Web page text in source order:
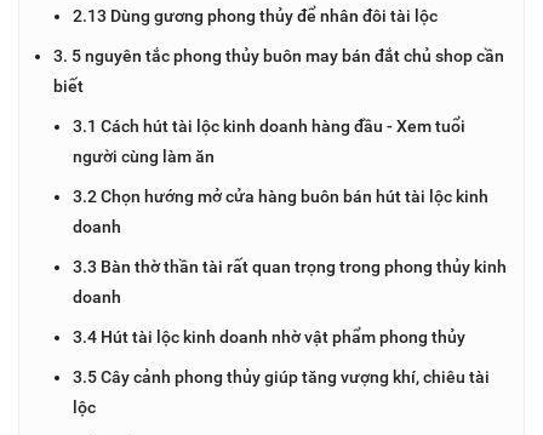
2.13 Dùng gương phong thủy để nhân đôi tài lộc
3. 5 nguyên tắc phong thủy buôn may bán đắt chủ shop cần
biết
3.1 Cách hút tài lộc kinh doanh hàng đầu - Xem tuổi
người cùng làm ăn
3.2 Chọn hướng mở cửa hàng buôn bán hút tài lộc kinh
doanh
3.3 Bàn thờ thần tài rất quan trọng trong phong thủy kinh
doanh
3.4 Hút tài lộc kinh doanh nhờ vật phẩm phong thủy
3.5 Cây cảnh phong thủy giúp tăng vượng khí, chiêu tài
lộc